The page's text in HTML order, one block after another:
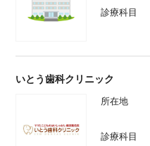
診療科目
いとう歯科クリニック
所在地
診療科目